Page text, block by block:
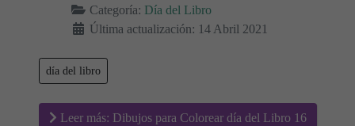
Categoría: Día del Libro
Última actualización: 14 Abril 2021
día del libro
Leer más: Dibujos para Colorear día del Libro 16